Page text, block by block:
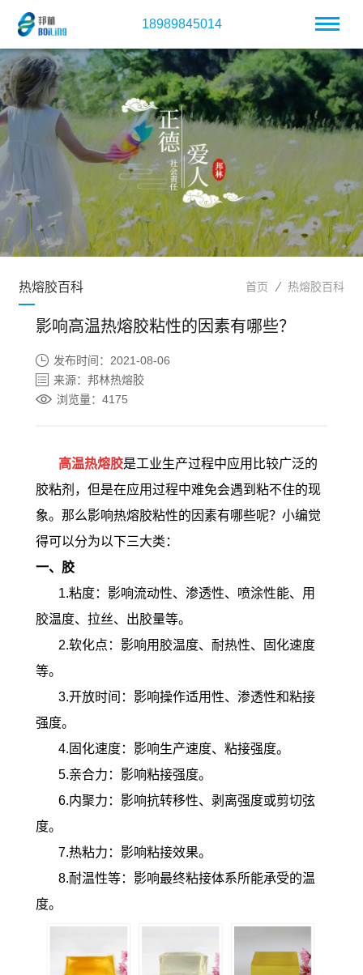
18989845014
热熔胶百科 首页 热熔胶百科
影响高温热熔胶粘性的因素有哪些？
发布时间：2021-08-06
来源：邦林热熔胶
浏览量：4175
高温热熔胶是工业生产过程中应用比较广泛的
胶粘剂，但是在应用过程中难免会遇到粘不住的现
象。那么影响热熔胶粘性的因素有哪些呢？小编觉
得可以分为以下三大类：
一、胶
1.粘度：影响流动性、渗透性、喷涂性能、用
胶温度、拉丝、出胶量等。
2.软化点：影响用胶温度、耐热性、固化速度
等。
3.开放时间：影响操作适用性、渗透性和粘接
强度。
4.固化速度：影响生产速度、粘接强度。
5.亲合力：影响粘接强度。
6.内聚力：影响抗转移性、剥离强度或剪切弦
度。
7.热粘力：影响粘接效果。
8.耐温性等：影响最终粘接体系所能承受的温
度。